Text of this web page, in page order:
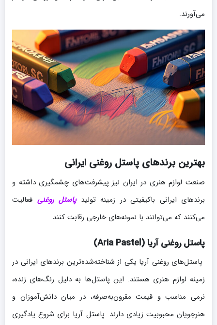
می‌آورند.
بهترین برندهای پاستل روغنی ایرانی
صنعت لوازم هنری در ایران نیز پیشرفت‌های چشمگیری داشته و
برندهای ایرانی باکیفیتی در زمینه تولیدپاستل روغنی فعالیت
می‌کنند که می‌توانند با نمونه‌های خارجی رقابت کنند.
پاستل روغنی آریا (Aria Pastel)
پاستل‌های روغنی آریا یکی از شناخته‌شده‌ترین برندهای ایرانی در
زمینه لوازم هنری هستند. این پاستل‌ها به دلیل رنگ‌های زنده،
نرمی مناسب و قیمت مقرون‌به‌صرفه، در میان دانش‌آموزان و
هنرجویان محبوبیت زیادی دارند. پاستل آریا برای شروع یادگیری